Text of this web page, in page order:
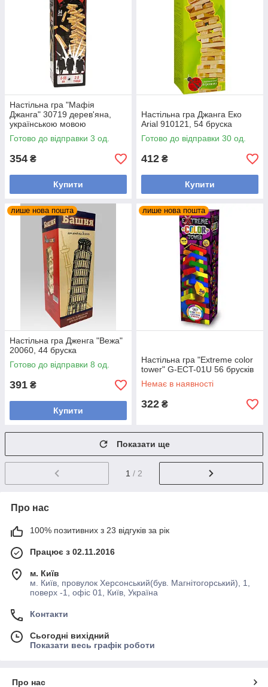
Настільна гра "Мафія
Джанга" 30719 дерев'яна,
українською мовою
Готово до відправки 3 од.
354 ₴
Купити
Настільна гра Джанга Еко
Arial 910121, 54 бруска
Готово до відправки 30 од.
412 ₴
Купити
лише нова пошта
Настільна гра Дженга "Вежа"
20060, 44 бруска
Готово до відправки 8 од.
391 ₴
Купити
лише нова пошта
Настільна гра "Extreme color
tower" G-ECT-01U 56 брусків
Немає в наявності
322 ₴
Показати ще
1 / 2
Про нас
100% позитивних з 23 відгуків за рік
Працює з 02.11.2016
м. Київ
м. Київ, провулок Херсонський(був. Магнітогорський), 1,
поверх -1, офіс 01, Київ, Україна
Контакти
Сьогодні вихідний
Показати весь графік роботи
Про нас